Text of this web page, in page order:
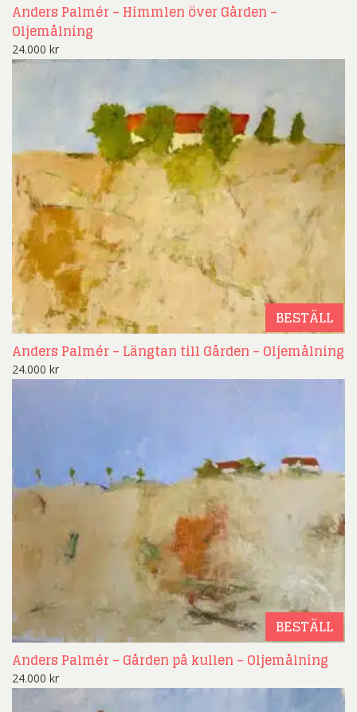
Anders Palmér – Himmlen över Gården –
Oljemålning
24.000 kr
BESTÄLL
Anders Palmér – Längtan till Gården – Oljemålning
24.000 kr
BESTÄLL
Anders Palmér – Gården på kullen – Oljemålning
24.000 kr